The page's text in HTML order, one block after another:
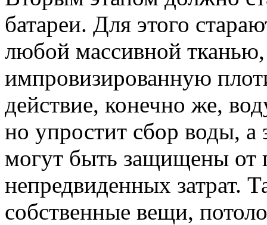
батареи. Для этого
любой массивной
импровизированную
действие, конечно же,
но упростит сбор воды, а
могут быть защищены от
непредвиденных затрат.
собственные вещи,